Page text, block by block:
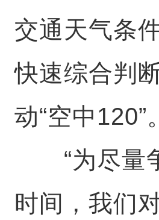
交通天气条
快速综合判
动“空中120”。
“为尽量
时间，我们